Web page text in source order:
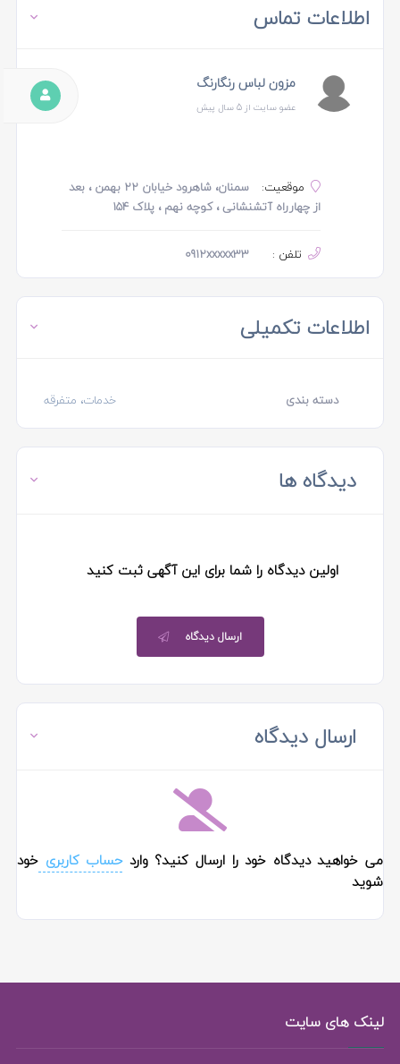
اطلاعات تماس
مزون لباس رنگارنگ
عضو سایت از 5 سال پیش
موقعیت:
سمنان، شاهرود خیابان ۲۲ بهمن ، بعد
از چهارراه آتشنشانی ، کوچه نهم ، پلاک ۱۵۴
تلفن : 0912xxxxx33
اطلاعات تکمیلی
دسته بندی خدمات، متفرقه
دیدگاه ها
اولین دیدگاه را شما برای این آگهی ثبت کنید
ارسال دیدگاه
ارسال دیدگاه
می خواهید دیدگاه خود را ارسال کنید؟ واردحساب کاربریخود
شوید
لینک های سایت